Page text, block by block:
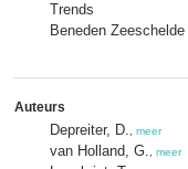
Trends
Beneden Zeeschelde
Auteurs
Depreiter, D. meer
van Holland, G. meer